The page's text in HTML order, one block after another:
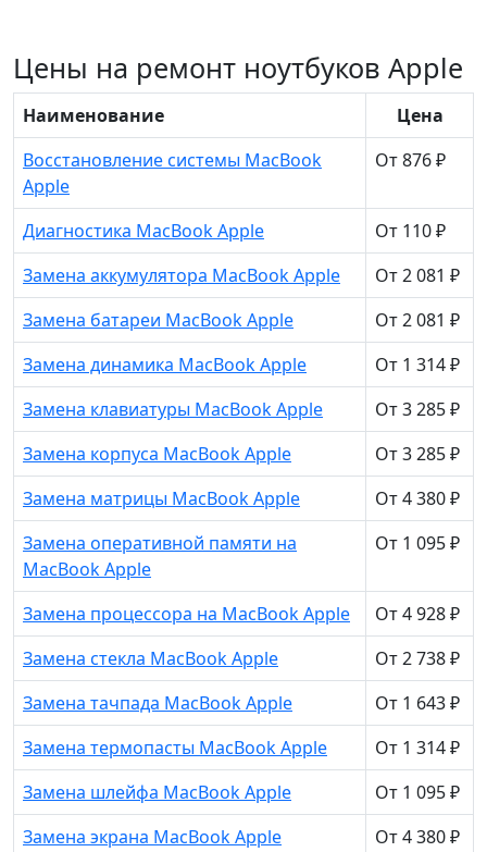
Цены на ремонт ноутбуков Apple
Наименование
Цена
Восстановление системы MacBook
Apple
От 876 ₽
Диагностика MacBook Apple
От 110 ₽
Замена аккумулятора MacBook Apple
От 2 081 ₽
Замена батареи MacBook Apple
От 2 081 ₽
Замена динамика MacBook Apple
От 1 314 ₽
Замена клавиатуры MacBook Apple
От 3 285 ₽
Замена корпуса MacBook Apple
От 3 285 ₽
Замена матрицы MacBook Apple
От 4 380 ₽
Замена оперативной памяти на
MacBook Apple
От 1 095 ₽
Замена процессора на MacBook Apple
От 4 928 ₽
Замена стекла MacBook Apple
От 2 738 ₽
Замена тачпада MacBook Apple
От 1 643 ₽
Замена термопасты MacBook Apple
От 1 314 ₽
Замена шлейфа MacBook Apple
От 1 095 ₽
Замена экрана MacBook Apple
От 4 380 ₽